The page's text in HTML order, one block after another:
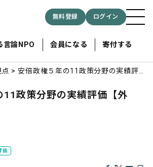
無料登録 ログイン
言論NPO 会員になる 寄付する
安倍政権５年の11政策分野の実績評
11政策分野の実績評価【外
価